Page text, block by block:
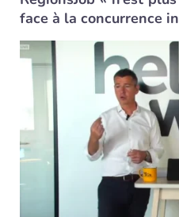
face à la concurrence